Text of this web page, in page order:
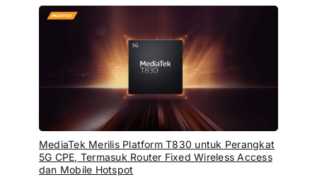
MediaTek Merilis Platform T830 untuk Perangkat
5G CPE, Termasuk Router Fixed Wireless Access
dan Mobile Hotspot